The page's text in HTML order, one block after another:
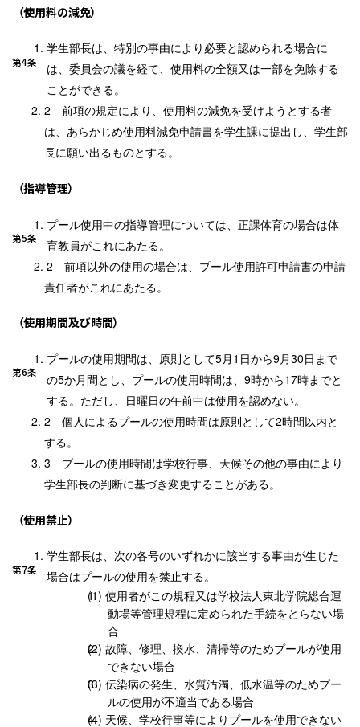
（使用料の減免）
第4条
学生部長は、特別の事由により必要と認められる場合に
は、委員会の議を経て、使用料の全額又は一部を免除する
ことができる。
前項の規定により、使用料の減免を受けようとする者
は、あらかじめ使用料減免申請書を学生課に提出し、学生部
長に願い出るものとする。
（指導管理）
第5条
プール使用中の指導管理については、正課体育の場合は体
育教員がこれにあたる。
前項以外の使用の場合は、プール使用許可申請書の申請
責任者がこれにあたる。
（使用期間及び時間）
第6条
プールの使用期間は、原則として5月1日から9月30日まで
の5か月間とし、プールの使用時間は、9時から17時までと
する。ただし、日曜日の午前中は使用を認めない。
個人によるプールの使用時間は原則として2時間以内と
する。
プールの使用時間は学校行事、天候その他の事由により
学生部長の判断に基づき変更することがある。
（使用禁止）
第7条
学生部長は、次の各号のいずれかに該当する事由が生じた
場合はプールの使用を禁止する。
使用者がこの規程又は学校法人東北学院総合運
動場等管理規程に定められた手続をとらない場
合
故障、修理、換水、清掃等のためプールが使用
できない場合
伝染病の発生、水質汚濁、低水温等のためプー
ルの使用が不適当である場合
天候、学校行事等によりプールを使用できない